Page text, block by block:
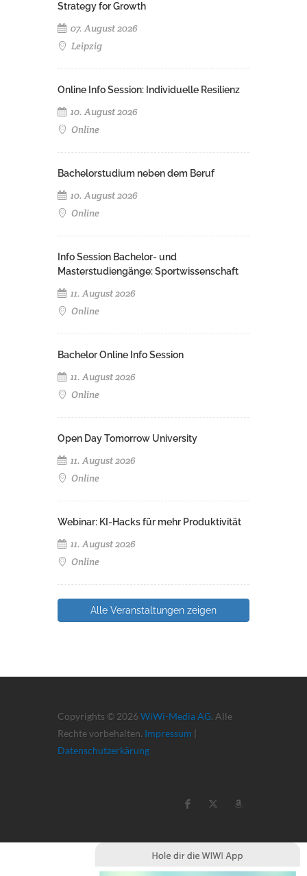
Strategy for Growth
07. August 2026
Leipzig
Online Info Session: Individuelle Resilienz
10. August 2026
Online
Bachelorstudium neben dem Beruf
10. August 2026
Online
Info Session Bachelor- und
Masterstudiengänge: Sportwissenschaft
11. August 2026
Online
Bachelor Online Info Session
11. August 2026
Online
Open Day Tomorrow University
11. August 2026
Online
Webinar: KI-Hacks für mehr Produktivität
11. August 2026
Online
Alle Veranstaltungen zeigen
Copyrights © 2026 WiWi-Media AG. Alle
Rechte vorbehalten. Impressum |
Datenschutzerkärung